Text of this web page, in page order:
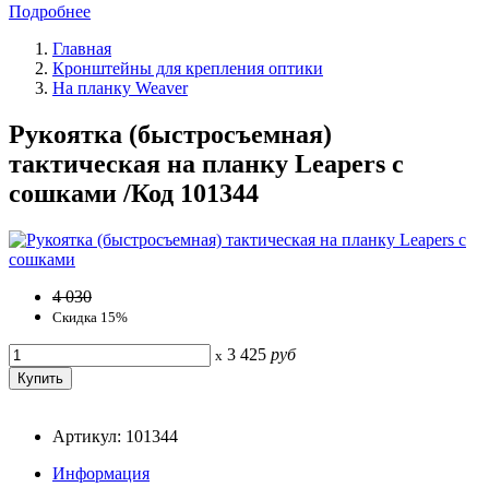
Подробнее
Главная
Кронштейны для крепления оптики
На планку Weaver
Рукоятка (быстросъемная)
тактическая на планку Leapers с
сошками /Код 101344
4 030
Скидка 15%
x 3 425 руб
Артикул: 101344
Информация